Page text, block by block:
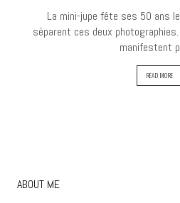
La mini-jupe fête ses 50 ans
séparent ces deux
manifestent
READ MORE
ABOUT ME